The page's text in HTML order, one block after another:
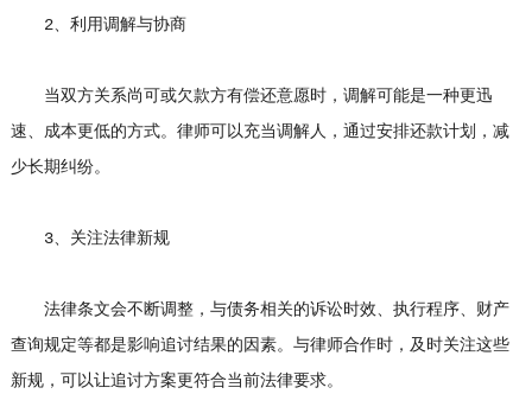
2、利用调解与协商
当双方关系尚可或欠款方有偿还意愿时，调解可能是一种更迅
速、成本更低的方式。律师可以充当调解人，通过安排还款计划，减
少长期纠纷。
3、关注法律新规
法律条文会不断调整，与债务相关的诉讼时效、执行程序、财产
查询规定等都是影响追讨结果的因素。与律师合作时，及时关注这些
新规，可以让追讨方案更符合当前法律要求。